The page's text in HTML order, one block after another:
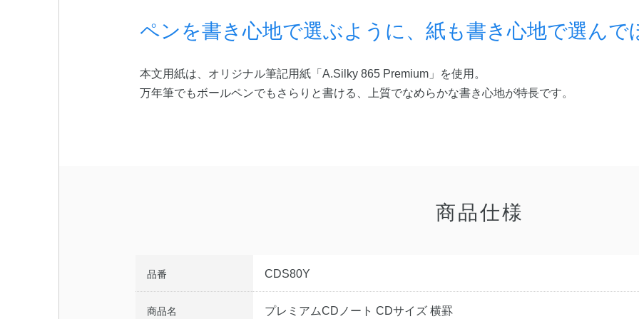
ペンを書き心地で選ぶように、紙も書き心地で選んで
本文用紙は、オリジナル筆記用紙「A.Silky 865 Premium」を使用。
万年筆でもボールペンでもさらりと書ける、上質でなめらかな書き心地が特長です。
商品仕様
品番 CDS80Y
商品名 プレミアムCDノート CDサイズ 横罫